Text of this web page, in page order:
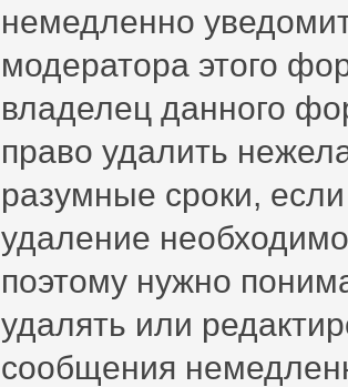
немедленно
модератора этого
владелец данного
право удалить
разумные сроки,
удаление
поэтому нужно
удалять или
сообщения